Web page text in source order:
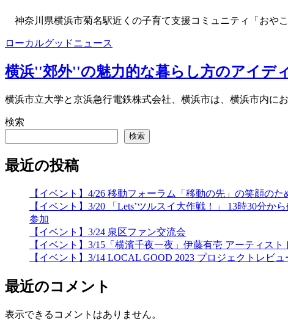
神奈川県横浜市菊名駅近くの子育て支援コミュニティ「おや
ローカルグッドニュース
横浜''郊外''の魅力的な暮らし方のアイ
横浜市立大学と京浜急行電鉄株式会社、横浜市は、横浜市内に
検索
検索
最近の投稿
【イベント】4/26 移動フォーラム「移動の先」の笑顔の
【イベント】3/20 「Lets’ツルスイ大作戦！」 13時30分
参加
【イベント】3/24 泉区ファン交流会
【イベント】3/15「横濱千夜一夜」伊藤有壱 アーティスト
【イベント】3/14 LOCAL GOOD 2023 プロジェクトレビュ
最近のコメント
表示できるコメントはありません。